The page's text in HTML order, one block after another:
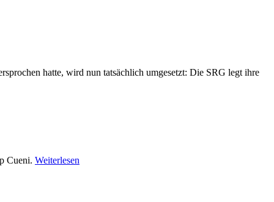
hatte, wird nun tatsächlich umgesetzt: Die SRG legt ihre
Cueni. Weiterlesen